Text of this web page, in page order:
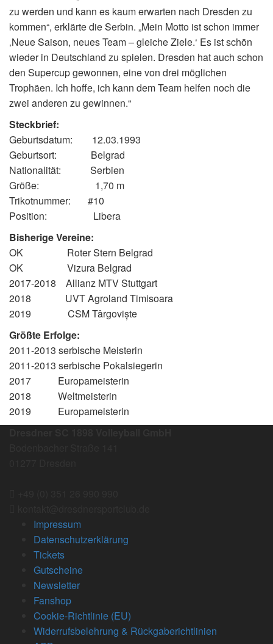
zu werden und kann es kaum erwarten nach Dresden zu
kommen“, erklärte die Serbin. „Mein Motto ist schon immer
‚Neue Saison, neues Team – gleiche Ziele.‘ Es ist schön
wieder in Deutschland zu spielen. Dresden hat auch schon
den Supercup gewonnen, eine von drei möglichen
Trophäen. Ich hoffe, ich kann dem Team helfen noch die
zwei anderen zu gewinnen.“
Steckbrief:
Geburtsdatum: 12.03.1993
Geburtsort: Belgrad
Nationalität: Serbien
Größe: 1,70 m
Trikotnummer: #10
Position: Libera
Bisherige Vereine:
OK Roter Stern Belgrad
OK Vizura Belgrad
2017-2018 Allianz MTV Stuttgart
2018 UVT Agroland Timisoara
2019 CSM Târgoviște
Größte Erfolge:
2011-2013 serbische Meisterin
2011-2013 serbische Pokalsiegerin
2017 Europameisterin
2018 Weltmeisterin
2019 Europameisterin
Impressum
Datenschutzerklärung
Tickets
Gutscheine
Newsletter
Fanshop
Cookie-Richtlinie (EU)
Widerrufsbelehrung & Rückgaberichtlinien